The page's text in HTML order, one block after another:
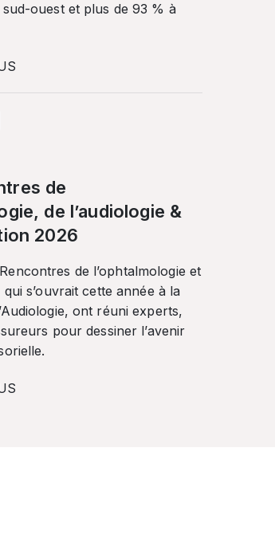
ouest et plus de 93 % à
de
de l’audiologie &
2026
de l’ophtalmologie et
s’ouvrait cette année à la
ont réuni experts,
pour dessiner l’avenir